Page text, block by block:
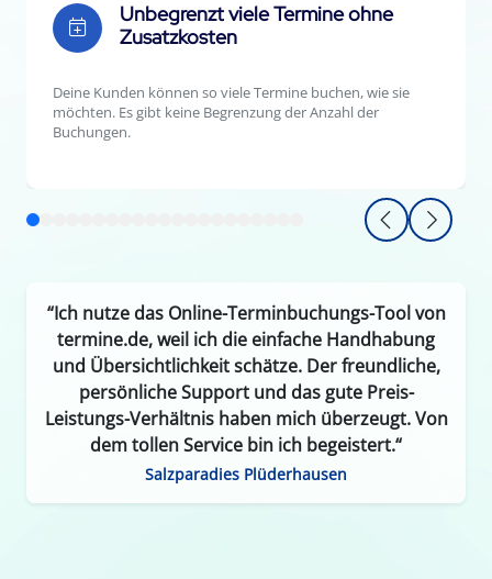
Unbegrenzt viele Termine ohne
Zusatzkosten
Deine Kunden können so viele Termine buchen, wie sie
möchten. Es gibt keine Begrenzung der Anzahl der
Buchungen.
“Ich nutze das Online-Terminbuchungs-Tool von
termine.de, weil ich die einfache Handhabung
und Übersichtlichkeit schätze. Der freundliche,
persönliche Support und das gute Preis-
Leistungs-Verhältnis haben mich überzeugt. Von
dem tollen Service bin ich begeistert.“
Salzparadies Plüderhausen